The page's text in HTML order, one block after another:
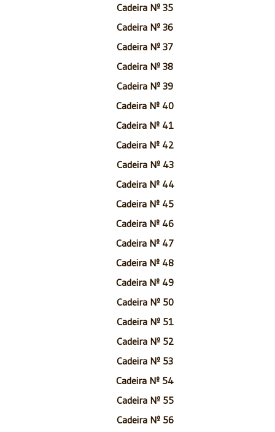
Cadeira Nº 35
Cadeira Nº 36
Cadeira Nº 37
Cadeira Nº 38
Cadeira Nº 39
Cadeira Nº 40
Cadeira Nº 41
Cadeira Nº 42
Cadeira Nº 43
Cadeira Nº 44
Cadeira Nº 45
Cadeira Nº 46
Cadeira Nº 47
Cadeira Nº 48
Cadeira Nº 49
Cadeira Nº 50
Cadeira Nº 51
Cadeira Nº 52
Cadeira Nº 53
Cadeira Nº 54
Cadeira Nº 55
Cadeira Nº 56